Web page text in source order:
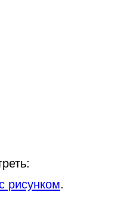
рисунком.